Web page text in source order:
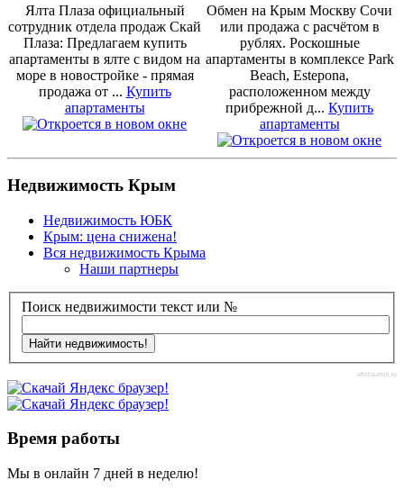
Ялта Плаза официальный
сотрудник отдела продаж Скай
Плаза: Предлагаем купить
апартаменты в ялте с видом на
море в новостройке - прямая
продажа от ... Купить
апартаменты
Обмен на Крым Москву Сочи
или продажа с расчётом в
рублях. Роскошные
апартаменты в комплексе Park
Beach, Estepona,
расположенном между
прибрежной д... Купить
апартаменты
Недвижимость Крым
Недвижимость ЮБК
Крым: цена снижена!
Вся недвижимость Крыма
Наши партнеры
Поиск недвижимости текст или №
afisha-msk.ru
Время работы
Мы в онлайн 7 дней в неделю!